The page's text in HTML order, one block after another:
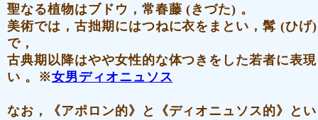
聖なる植物はブドウ，常春藤 (きづた) 。
美術では，古拙期にはつねに衣をまとい，髯 (ひげ
で，
古典期以降はやや女性的な体つきをした若者に表
い 。※女男ディオニュソス
なお，《アポロン的》と《ディオニュソス的》と